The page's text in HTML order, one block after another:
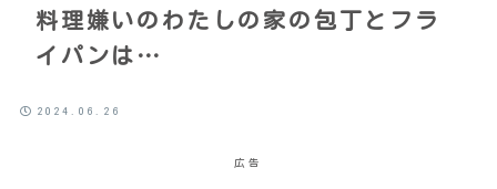
料理嫌いのわたしの家の包丁とフラ
イパンは…
2024.06.26
広告